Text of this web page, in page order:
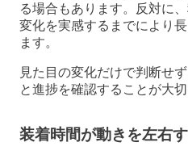
る場合もあります。反対に
変化を実感するまでにより
ます。
見た目の変化だけで判断せ
と進捗を確認することが大切
装着時間が動きを左右